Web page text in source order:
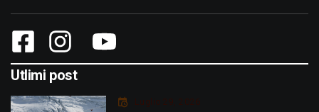
Utlimi post
Luglio 29, 2026